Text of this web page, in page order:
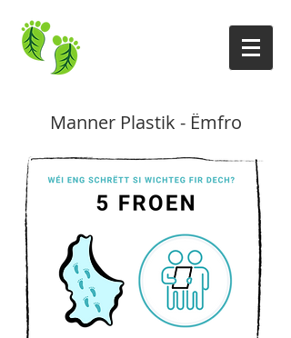
Manner Plastik - Ëmfro